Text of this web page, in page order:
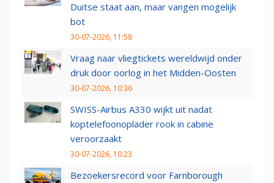
Duitse staat aan, maar vangen mogelijk
bot
30-07-2026, 11:58
Vraag naar vliegtickets wereldwijd onder
druk door oorlog in het Midden-Oosten
30-07-2026, 10:36
SWISS-Airbus A330 wijkt uit nadat
koptelefoonoplader rook in cabine
veroorzaakt
30-07-2026, 10:23
Bezoekersrecord voor Farnborough